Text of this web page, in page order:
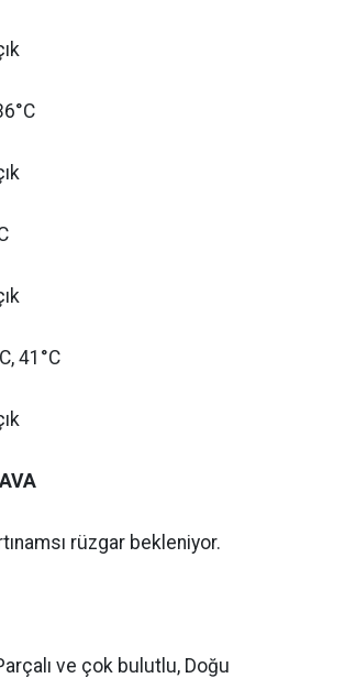
41°C
rüzgar bekleniyor.
ve çok bulutlu, Doğu